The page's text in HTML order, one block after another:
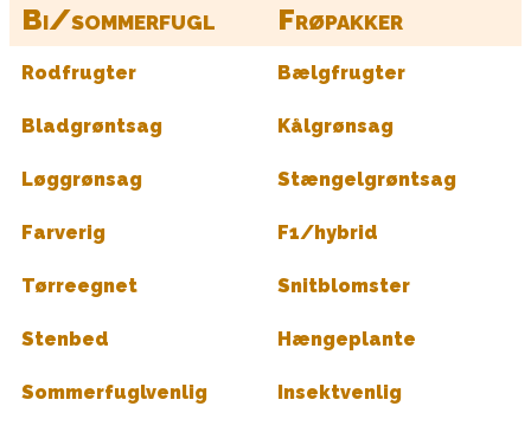
Bi/sommerfugl
Frøpakker
Rodfrugter Bælgfrugter
Bladgrøntsag Kålgrønsag
Løggrønsag Stængelgrøntsag
Farverig F1/hybrid
Tørreegnet Snitblomster
Stenbed Hængeplante
Sommerfuglvenlig Insektvenlig